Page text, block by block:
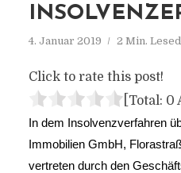
4. Januar 2019 2 Min.
Click to rate this post!
[Total: 0
In dem Insolvenzverfahren
Immobilien GmbH,
vertreten durch den